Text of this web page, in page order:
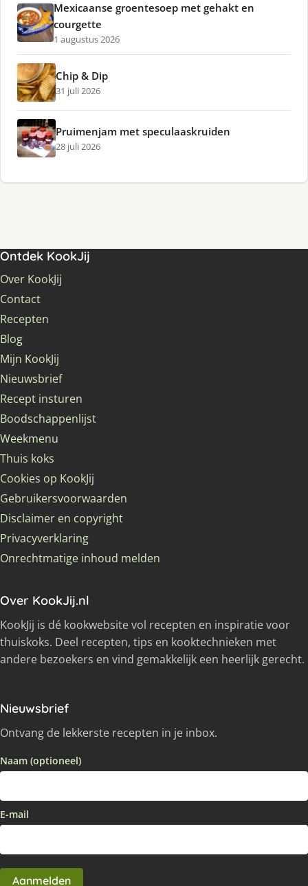
Mexicaanse groentesoep met gehakt en
courgette
1 augustus 2026
Chip & Dip
31 juli 2026
Pruimenjam met speculaaskruiden
28 juli 2026
Ontdek KookJij
Over KookJij
Contact
Recepten
Blog
Mijn KookJij
Nieuwsbrief
Recept insturen
Boodschappenlijst
Weekmenu
Thuis koks
Cookies op KookJij
Gebruikersvoorwaarden
Disclaimer en copyright
Privacyverklaring
Onrechtmatige inhoud melden
Over KookJij.nl
KookJij is dé kookwebsite vol recepten en inspiratie voor
thuiskoks. Deel recepten, tips en kooktechnieken met
andere bezoekers en vind gemakkelijk een heerlijk gerecht.
Nieuwsbrief
Ontvang de lekkerste recepten in je inbox.
Naam (optioneel)
E-mail
Aanmelden